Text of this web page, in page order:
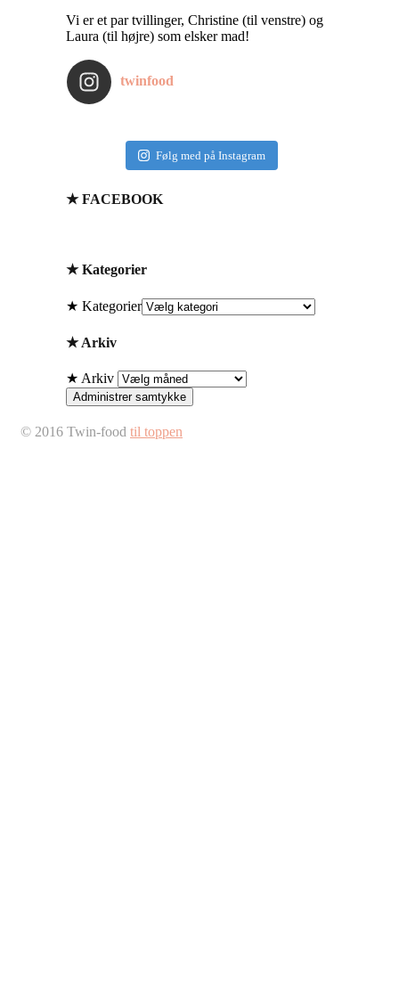
Vi er et par tvillinger, Christine (til venstre) og
Laura (til højre) som elsker mad!
twinfood
Følg med på Instagram
★ FACEBOOK
★ Kategorier
★ Kategorier
★ Arkiv
★ Arkiv
Administrer samtykke
© 2016 Twin-food til toppen